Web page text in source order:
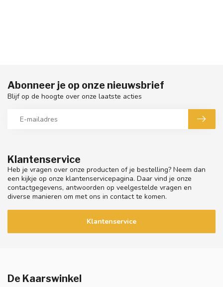
Klantenservice
Heb je vragen over onze producten of je bestelling? Neem dan
een kijkje op onze klantenservicepagina. Daar vind je onze
contactgegevens, antwoorden op veelgestelde vragen en
diverse manieren om met ons in contact te komen.
Klantenservice
Abonneer je op onze nieuwsbrief
Blijf op de hoogte over onze laatste acties
De Kaarswinkel